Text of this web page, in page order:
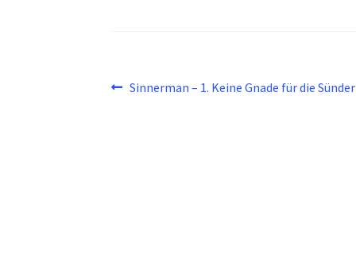
Beitragsnavigation
Vorheriger
Sinnerman – 1. Keine Gnade für die Sünder